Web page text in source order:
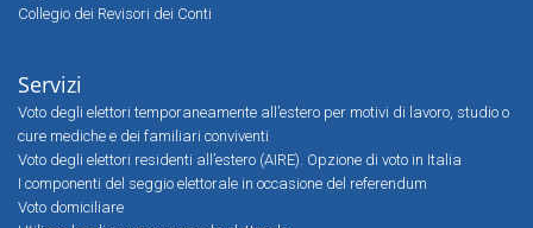
Collegio dei Revisori dei Conti
Servizi
Voto degli elettori temporaneamente all’estero per motivi di lavoro, studio o
cure mediche e dei familiari conviventi
Voto degli elettori residenti all’estero (AIRE). Opzione di voto in Italia
I componenti del seggio elettorale in occasione del referendum
Voto domiciliare